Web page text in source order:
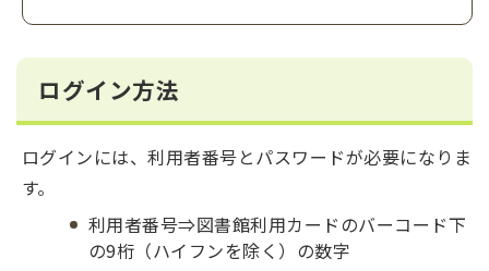
ログイン方法
ログインには、利用者番号とパスワードが必要になりま
す。
利用者番号⇒図書館利用カードのバーコード下
の9桁（ハイフンを除く）の数字